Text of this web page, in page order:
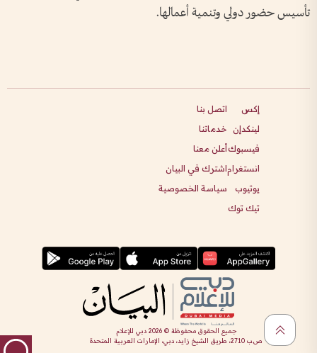
تأسيس حضور دولي وتنمية أعمالها.
إكس
لينكدإن
فيسبوك
انستغرام
يوتيوب
تيك توك
اتصل بنا
خدماتنا
أعلن معنا
اشترك في البيان
سياسة الخصوصية
جميع الحقوق محفوظة ©2026 دبي للإعلام
ص.ب 2710، طريق الشيخ زايد، دبي، الإمارات العربية المتحدة